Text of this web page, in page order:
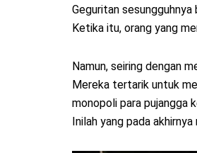
Geguritan
Ketika itu, orang yang
Namun, seiring dengan
Mereka tertarik untuk
monopoli para pujangga
Inilah yang pada